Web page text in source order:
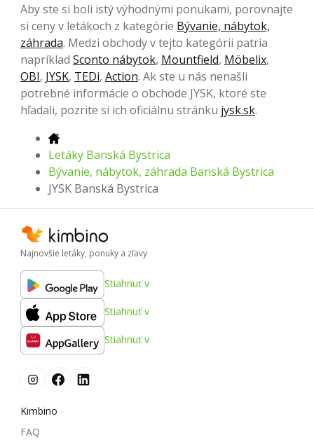
Aby ste si boli istý výhodnými ponukami, porovnajte
si ceny v letákoch z kategórie Bývanie, nábytok,
záhrada. Medzi obchody v tejto kategórii patria
napríklad Sconto nábytok, Mountfield, Möbelix,
OBI, JYSK, TEDi, Action. Ak ste u nás nenašli
potrebné informácie o obchode JYSK, ktoré ste
hľadali, pozrite si ich oficiálnu stránku jysk.sk.
Letáky Banská Bystrica
Bývanie, nábytok, záhrada Banská Bystrica
JYSK Banská Bystrica
Najnovšie letáky, ponuky a zľavy
Stiahnuť v
Stiahnuť v
Stiahnuť v
Kimbino
FAQ